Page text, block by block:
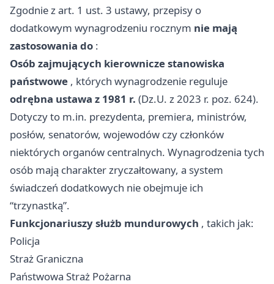
Zgodnie z art. 1 ust. 3 ustawy, przepisy o
dodatkowym wynagrodzeniu rocznym nie mają
zastosowania do :
Osób zajmujących kierownicze stanowiska
państwowe , których wynagrodzenie reguluje
odrębna ustawa z 1981 r. (Dz.U. z 2023 r. poz. 624).
Dotyczy to m.in. prezydenta, premiera, ministrów,
posłów, senatorów, wojewodów czy członków
niektórych organów centralnych. Wynagrodzenia tych
osób mają charakter zryczałtowany, a system
świadczeń dodatkowych nie obejmuje ich
“trzynastką”.
Funkcjonariuszy służb mundurowych , takich jak:
Policja
Straż Graniczna
Państwowa Straż Pożarna